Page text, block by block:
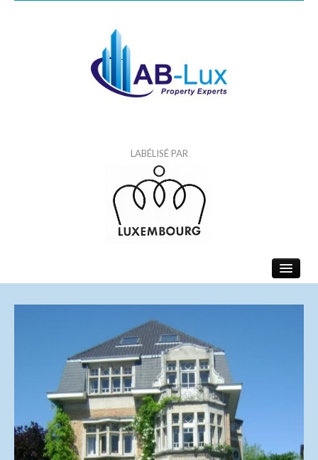
LABÉLISÉ PAR
AGENCE IMMOBILIÈRE
MOBILITÉ INTERNATIONALE
ACTUALITÉ
VENDUS
CONTACT